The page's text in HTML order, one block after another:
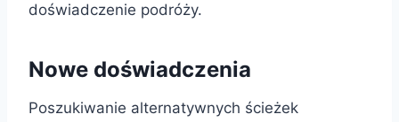
doświadczenie podróży.
Nowe doświadczenia
Poszukiwanie alternatywnych ścieżek